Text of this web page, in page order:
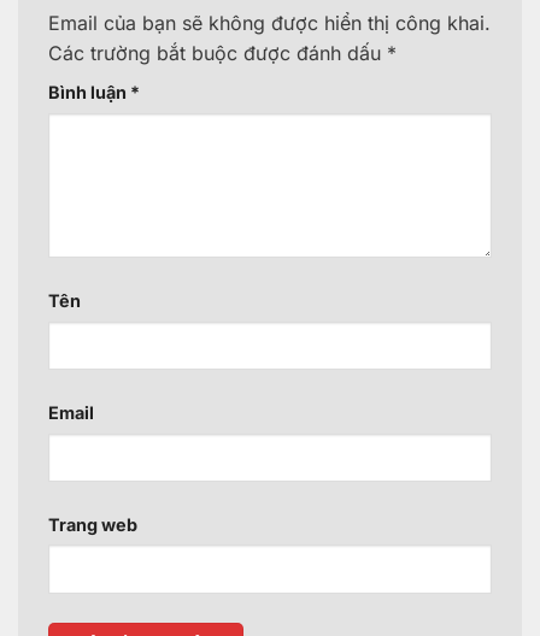
Email của bạn sẽ không được hiển thị công khai.
Các trường bắt buộc được đánh dấu *
Bình luận *
Tên
Email
Trang web